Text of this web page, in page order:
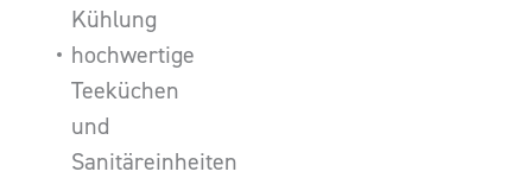
Kühlung
hochwertige
Teeküchen
und
Sanitäreinheiten